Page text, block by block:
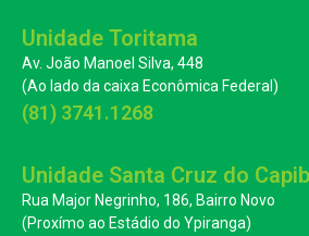
Unidade Toritama
Av. João Manoel Silva, 448
(Ao lado da caixa Econômica Federal)
(81) 3741.1268
Unidade Santa Cruz do
Rua Major Negrinho, 186, Bairro Novo
(Proxímo ao Estádio do Ypiranga)